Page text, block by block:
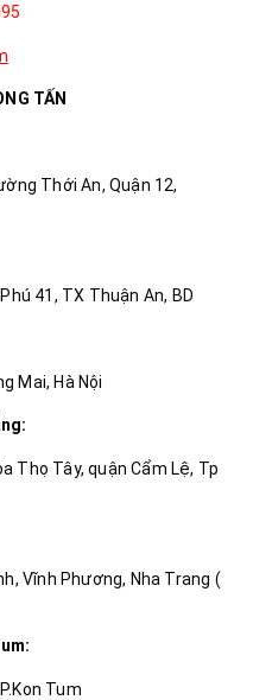
TẤN
Thới An, Quận 12,
41, TX Thuận An, BD
Mai, Hà Nội
Thọ Tây, quận Cẩm Lệ, Tp
Vĩnh Phương, Nha Trang (
Tum